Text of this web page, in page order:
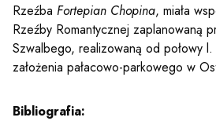
Rzeźba Fortepian Chopina, miała
Rzeźby Romantycznej zaplanowaną
Szwalbego, realizowaną od połowy
założenia pałacowo-parkowego w
Bibliografia: